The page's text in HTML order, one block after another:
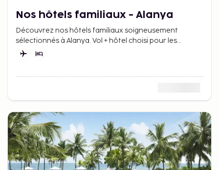
Nos hôtels familiaux - Alanya
Découvrez nos hôtels familiaux soigneusement
sélectionnés à Alanya. Vol + hôtel choisi pour les
familles avec enfants